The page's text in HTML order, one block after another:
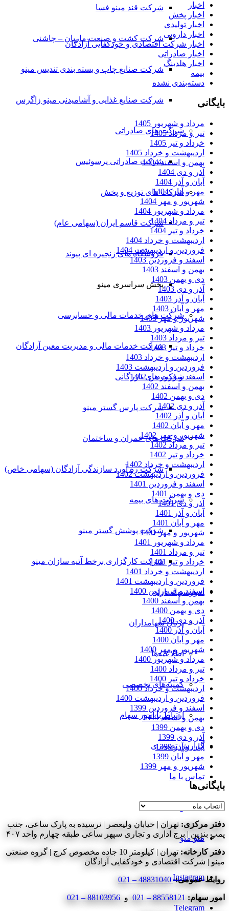
شرکت قند مینو فسا
شرکت کشت و صنعت ماریان – چاشنی
شرکت صنایع چاپ و بسته بندی تندیس مینو
شرکت صنایع غذایی و آشامیدنی مینو زاگرس
شرکت های صادراتی
شرکت صادراتی پرسوئیس
شرکت های توزیع و پخش
شرکت قاسم ایران (سهامی عام)
فروشگاه های زنجیره ای پیوند
پخش سراسری مینو
شرکت های خدمات مالی و حسابرسی
شرکت خدمات مالی و مدیریت معین آزادگان
شرکت های بازرگانی
شرکت پارس گستر مینو
شرکت های عمران و ساختمان
شرکت ره آورد سازندگی آزادگان (سهامی خاص)
شرکت های بیمه
شرکت پوشش گستر مینو
شرکت کارگزاری برخط آتیه سازان مینو
امور سهامداران
پرتال سهامداران
اطلاعیه‌ها
کمیته‌های تخصصی
ارتباط با امور سهام
گزارش تصویری
تماس با ما
جستجو
منو منو
Instagram
Telegram
اخبار
اخبار پخش
اخبار تولیدی
اخبار دارویی
اخبار شرکت اقتصادی و خودکفایی آزادگان
اخبار صادراتی
اخبار هلدینگ
بیمه
دسته‌بندی نشده
بایگانی
مرداد و شهریور 1405
تیر و مرداد 1405
خرداد و تیر 1405
اردیبهشت و خرداد 1405
بهمن و اسفند 1404
آذر و دی 1404
آبان و آذر 1404
مهر و آبان 1404
شهریور و مهر 1404
مرداد و شهریور 1404
تیر و مرداد 1404
خرداد و تیر 1404
اردیبهشت و خرداد 1404
فروردین و اردیبهشت 1404
اسفند و فروردین 1403
بهمن و اسفند 1403
دی و بهمن 1403
آذر و دی 1403
آبان و آذر 1403
مهر و آبان 1403
شهریور و مهر 1403
مرداد و شهریور 1403
تیر و مرداد 1403
خرداد و تیر 1403
اردیبهشت و خرداد 1403
فروردین و اردیبهشت 1403
اسفند و فروردین 1402
بهمن و اسفند 1402
دی و بهمن 1402
آذر و دی 1402
آبان و آذر 1402
مهر و آبان 1402
شهریور و مهر 1402
تیر و مرداد 1402
خرداد و تیر 1402
اردیبهشت و خرداد 1402
فروردین و اردیبهشت 1402
اسفند و فروردین 1401
دی و بهمن 1401
آذر و دی 1401
آبان و آذر 1401
مهر و آبان 1401
شهریور و مهر 1401
مرداد و شهریور 1401
تیر و مرداد 1401
خرداد و تیر 1401
اردیبهشت و خرداد 1401
فروردین و اردیبهشت 1401
اسفند و فروردین 1400
بهمن و اسفند 1400
دی و بهمن 1400
آذر و دی 1400
آبان و آذر 1400
مهر و آبان 1400
شهریور و مهر 1400
مرداد و شهریور 1400
تیر و مرداد 1400
خرداد و تیر 1400
اردیبهشت و خرداد 1400
فروردین و اردیبهشت 1400
اسفند و فروردین 1399
بهمن و اسفند 1399
دی و بهمن 1399
آذر و دی 1399
آبان و آذر 1399
مهر و آبان 1399
شهریور و مهر 1399
بایگانی‌ها
بایگانی‌ها
دفتر مرکزی: تهران | خیابان ولیعصر | نرسیده به پارک ساعی، جنب
پمپ بنزین | برج اداری و تجاری سپهر ساعی طبقه چهارم واحد ۴۰۷
دفتر کارخانه:
تهران | کیلومتر 10 جاده مخصوص کرج | گروه صنعتی
مینو | شرکت اقتصادی و خودکفایی آزادگان
روابط عمومی: 48831040 – 021
امور سهام: 88558121 – 021 و